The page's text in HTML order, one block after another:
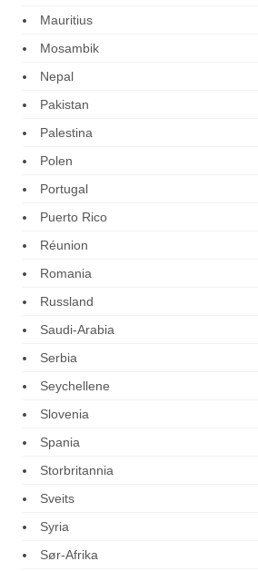
Mauritius
Mosambik
Nepal
Pakistan
Palestina
Polen
Portugal
Puerto Rico
Réunion
Romania
Russland
Saudi-Arabia
Serbia
Seychellene
Slovenia
Spania
Storbritannia
Sveits
Syria
Sør-Afrika